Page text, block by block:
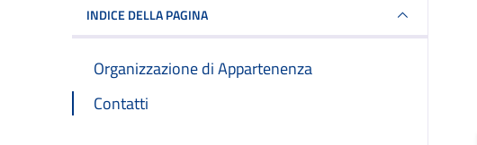
INDICE DELLA PAGINA
Organizzazione di Appartenenza
Contatti